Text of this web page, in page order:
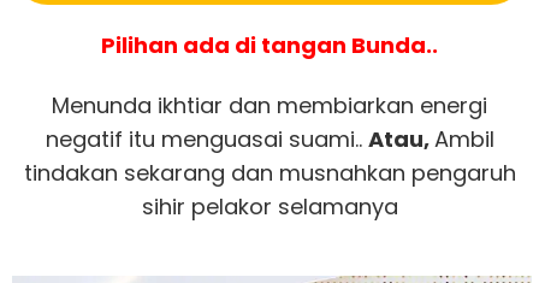
Pilihan ada di tangan Bunda..
Menunda ikhtiar dan membiarkan energi
negatif itu menguasai suami.. Atau,Ambil
tindakan sekarang dan musnahkan pengaruh
sihir pelakor selamanya